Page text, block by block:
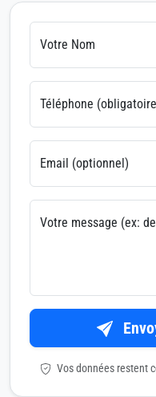
Votre Nom
Téléphone
Email (optionnel)
Votre message (ex:
Vos données restent